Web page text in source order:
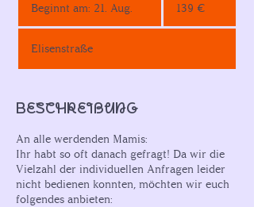
Beginnt am: 21. Aug.
e
n
a
:
2
1
.
139 €
Elisenstraße
Beschreibung
An alle werdenden Mamis:
Ihr habt so oft danach gefragt! Da wir die
Vielzahl der individuellen Anfragen leider
nicht bedienen konnten, möchten wir euch
folgendes anbieten: